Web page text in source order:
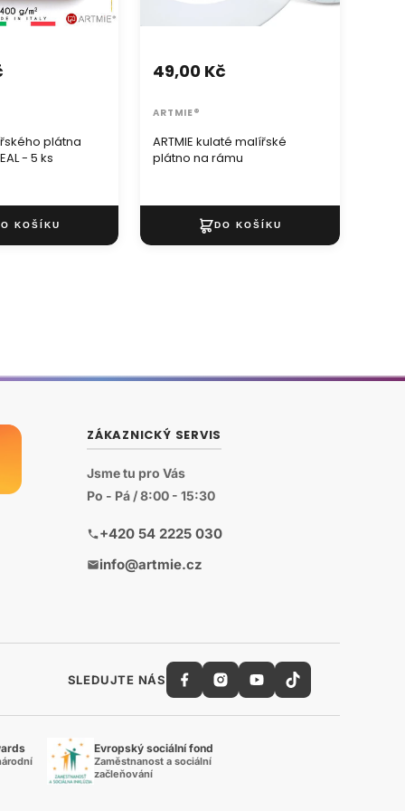
plátna
- 5 ks
ARTMIE kulaté malířské
plátno na rámu
49,00 Kč
ARTMIE®
ZÁKAZNICKÝ SERVIS
Jsme tu pro Vás
Po - Pá / 8:00 - 15:30
+420 54 2225 030
info@artmie.cz
SLEDUJTE NÁS
Evropský sociální fond
Zaměstnanost a sociální
začleňování